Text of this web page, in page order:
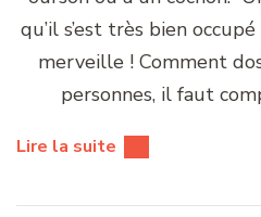
qu’il s’est très bien
merveille ! Comment
personnes, il faut
Lire la suite